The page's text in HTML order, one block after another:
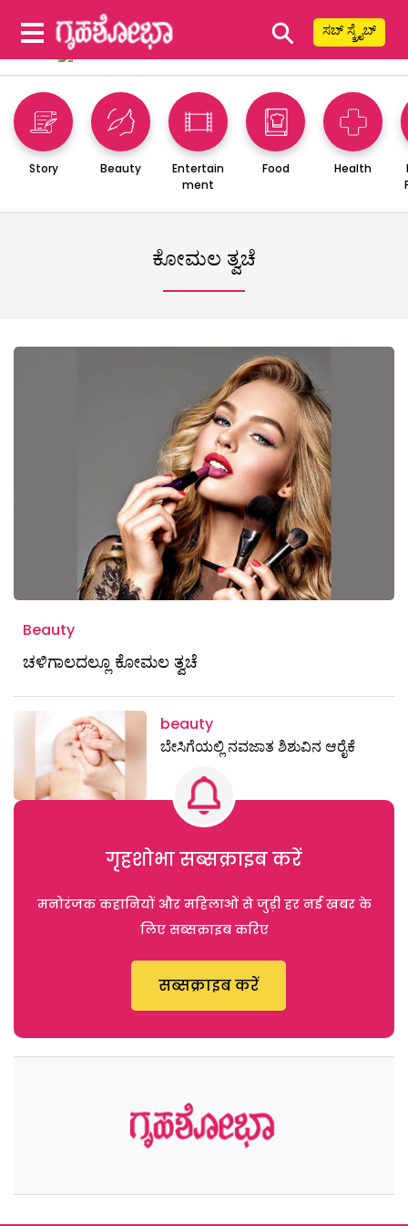
⚲ ಸಬ್ ಸ್ಕ್ರೈಬ್
Story Beauty
Entertain
ment
Food Health
ಕೋಮಲ ತ್ವಚೆ
Beauty
ಚಳಿಗಾಲದಲ್ಲೂ ಕೋಮಲ ತ್ವಚೆ
beauty
ಬೇಸಿಗೆಯಲ್ಲಿ ನವಜಾತ ಶಿಶುವಿನ ಆರೈಕೆ
गृहशोभा सब्सक्राइब करें
मनोरंजक कहानियों और महिलाओं से जुड़ी हर नई खबर के
लिए सब्सक्राइब करिए
सब्सक्राइब करें